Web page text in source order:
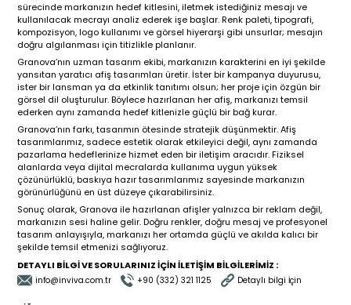
Bar Grubu
Ambalaj Tasarımları
Doypack Ambalaj
Tasarımları
Plastik Ambalaj
Tasarımları
Etiket
Tasarımları
Stand
Tasarımları
Cephe, Tabela & Billboard
Tasarımları
Etiket
Tasarımları
Stand
Tasarımları
Cephe, Tabela & Billboard
Tasarımları
Araç Giydirme
Tasarımları
Promosyon
Tasarımları
Tasarımları
sürecinde markanızın hedef kitlesini, iletmek istediğiniz mesajı ve
kullanılacak mecrayı analiz ederek işe başlar. Renk paleti, tipografi,
kompozisyon, logo kullanımı ve görsel hiyerarşi gibi unsurlar; mesajın
doğru algılanması için titizlikle planlanır.
Granova’nın uzman tasarım ekibi, markanızın karakterini en iyi şekilde
yansıtan yaratıcı afiş tasarımları üretir. İster bir kampanya duyurusu,
ister bir lansman ya da etkinlik tanıtımı olsun; her proje için özgün bir
görsel dil oluşturulur. Böylece hazırlanan her afiş, markanızı temsil
ederken aynı zamanda hedef kitlenizle güçlü bir bağ kurar.
Granova’nın farkı, tasarımın ötesinde stratejik düşünmektir. Afiş
tasarımlarımız, sadece estetik olarak etkileyici değil, aynı zamanda
pazarlama hedeflerinize hizmet eden bir iletişim aracıdır. Fiziksel
alanlarda veya dijital mecralarda kullanıma uygun yüksek
çözünürlüklü, baskıya hazır tasarımlarımız sayesinde markanızın
görünürlüğünü en üst düzeye çıkarabilirsiniz.
Sonuç olarak, Granova ile hazırlanan afişler yalnızca bir reklam değil,
markanızın sesi haline gelir. Doğru renkler, doğru mesaj ve profesyonel
tasarım anlayışıyla, markanızı her ortamda güçlü ve akılda kalıcı bir
şekilde temsil etmenizi sağlıyoruz.
DETAYLI BİLGİ VE SORULARINIZ İÇİN İLETİŞİM BİLGİLERİMİZ :
info@inviva.com.tr +90 (332) 321 1125 Detaylı bilgi İçin